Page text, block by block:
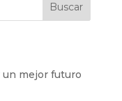
Buscar
un mejor futuro